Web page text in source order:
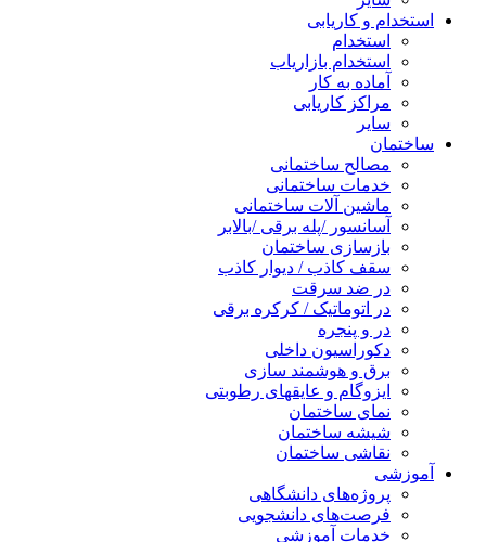
استخدام و کاریابی
استخدام
استخدام بازاریاب
آماده به کار
مراکز کاریابی
سایر
ساختمان
مصالح ساختمانی
خدمات ساختمانی
ماشین آلات ساختمانی
آسانسور /پله برقی /بالابر
بازسازی ساختمان
سقف کاذب / دیوار کاذب
در ضد سرقت
در اتوماتیک / کرکره برقی
در و پنجره
دکوراسیون داخلی
برق و هوشمند سازی
ایزوگام و عایقهای رطوبتی
نمای ساختمان
شیشه ساختمان
نقاشی ساختمان
آموزشی
پروژه‌های دانشگاهی
فرصت‌های دانشجویی
خدمات آموزشی